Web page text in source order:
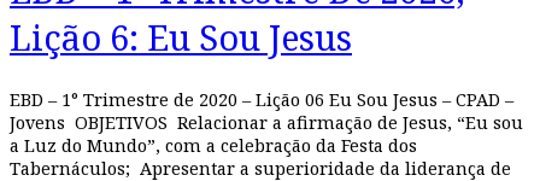
Lição 6: Eu Sou Jesus
EBD – 1° Trimestre de 2020 – Lição 06 Eu Sou Jesus – CPAD –
Jovens OBJETIVOS Relacionar a afirmação de Jesus, “Eu sou
a Luz do Mundo”, com a celebração da Festa dos
Tabernáculos; Apresentar a superioridade da liderança de